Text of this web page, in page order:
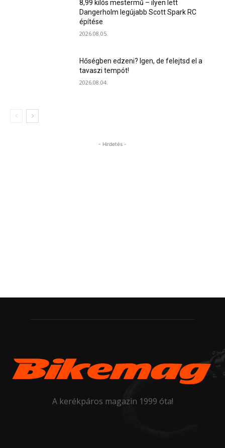
8,99 kilós mestermű – ilyen lett
Dangerholm legújabb Scott Spark RC
építése
2026.08.05.
Hőségben edzeni? Igen, de felejtsd el a
tavaszi tempót!
2026.08.04.
- Hirdetés -
A kerékpáros magazin 1999 óta!